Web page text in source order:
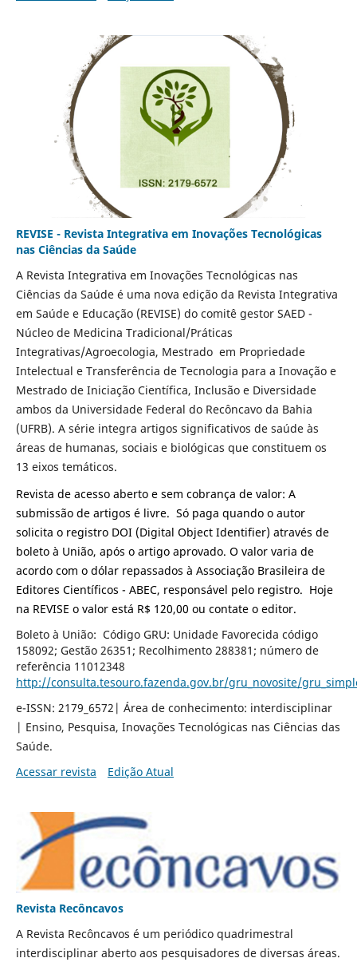
REVISE - Revista Integrativa em Inovações Tecnológicas
nas Ciências da Saúde
A Revista Integrativa em Inovações Tecnológicas nas
Ciências da Saúde é uma nova edição da Revista Integrativa
em Saúde e Educação (REVISE) do comitê gestor SAED -
Núcleo de Medicina Tradicional/Práticas
Integrativas/Agroecologia, Mestrado em Propriedade
Intelectual e Transferência de Tecnologia para a Inovação e
Mestrado de Iniciação Científica, Inclusão e Diversidade
ambos da Universidade Federal do Recôncavo da Bahia
(UFRB). A série integra artigos significativos de saúde às
áreas de humanas, sociais e biológicas que constituem os
13 eixos temáticos.
Revista de acesso aberto e sem cobrança de valor: A
submissão de artigos é livre. Só paga quando o autor
solicita o registro DOI(Digital Object Identifier) através de
boleto à União, após o artigo aprovado. O valor varia de
acordo com o dólar repassados à Associação Brasileira de
Editores Científicos - ABEC, responsável pelo registro. Hoje
na REVISE o valor está R$ 120,00 ou contate o editor.
Boleto à União: Código GRU: Unidade Favorecida código
158092; Gestão 26351; Recolhimento 288381; número de
referência 11012348
http://consulta.tesouro.fazenda.gov.br/gru_novosite/
e-ISSN: 2179_6572| Área de conhecimento: interdisciplinar
| Ensino, Pesquisa, Inovações Tecnológicas nas Ciências das
Saúde.
Acessar revista
Edição Atual
Revista Recôncavos
A Revista Recôncavos é um periódico quadrimestral
interdisciplinar aberto aos pesquisadores de diversas áreas.